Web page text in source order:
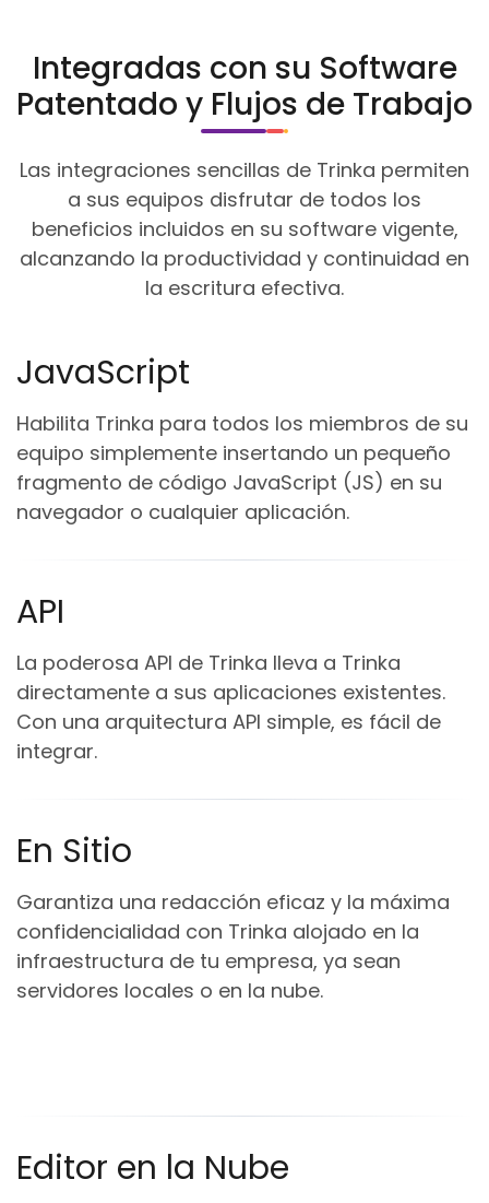
Integradas con su Software
Patentado y Flujos de Trabajo
Las integraciones sencillas de Trinka permiten
a sus equipos disfrutar de todos los
beneficios incluidos en su software vigente,
alcanzando la productividad y continuidad en
la escritura efectiva.
JavaScript
Habilita Trinka para todos los miembros de su
equipo simplemente insertando un pequeño
fragmento de código JavaScript (JS) en su
navegador o cualquier aplicación.
API
La poderosa API de Trinka lleva a Trinka
directamente a sus aplicaciones existentes.
Con una arquitectura API simple, es fácil de
integrar.
En Sitio
Garantiza una redacción eficaz y la máxima
confidencialidad con Trinka alojado en la
infraestructura de tu empresa, ya sean
servidores locales o en la nube.
Editor en la Nube